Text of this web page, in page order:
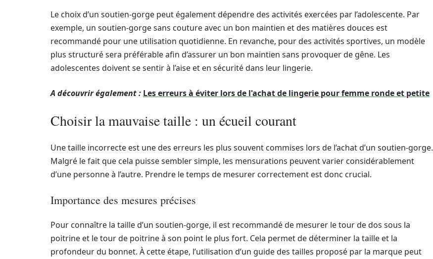
Le choix d’un soutien-gorge peut également dépendre des activités exercées par l’adolescente. Par
exemple, un soutien-gorge sans couture avec un bon maintien et des matières douces est
recommandé pour une utilisation quotidienne. En revanche, pour des activités sportives, un modèle
plus structuré sera préférable afin d’assurer un bon maintien sans provoquer de gêne. Les
adolescentes doivent se sentir à l’aise et en sécurité dans leur lingerie.
A découvrir également : Les erreurs à éviter lors de l'achat de lingerie pour femme ronde et petite
Choisir la mauvaise taille : un écueil courant
Une taille incorrecte est une des erreurs les plus souvent commises lors de l’achat d’un soutien-gorge.
Malgré le fait que cela puisse sembler simple, les mensurations peuvent varier considérablement
d’une personne à l’autre. Prendre le temps de mesurer correctement est donc crucial.
Importance des mesures précises
Pour connaître la taille d’un soutien-gorge, il est recommandé de mesurer le tour de dos sous la
poitrine et le tour de poitrine à son point le plus fort. Cela permet de déterminer la taille et la
profondeur du bonnet. À cette étape, l’utilisation d’un guide des tailles proposé par la marque peut